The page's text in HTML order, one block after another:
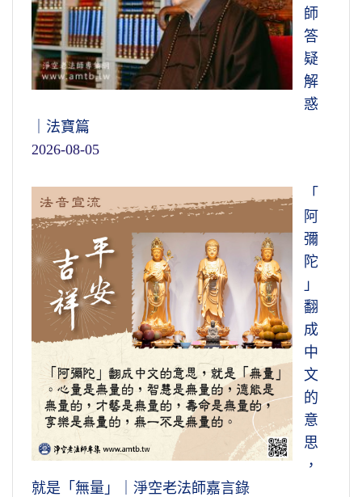
師
答
疑
解
惑
｜法寶篇
2026-08-05
「
阿
彌
陀
」
翻
成
中
文
的
意
思
，
就是「無量」｜淨空老法師嘉言錄